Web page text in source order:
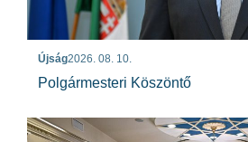
Újság2026. 08. 10.
Polgármesteri Köszöntő